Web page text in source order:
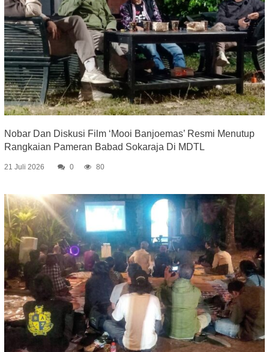
Nobar Dan Diskusi Film ‘Mooi Banjoemas’ Resmi Menutup
Rangkaian Pameran Babad Sokaraja Di MDTL
21 Juli 2026 0 80